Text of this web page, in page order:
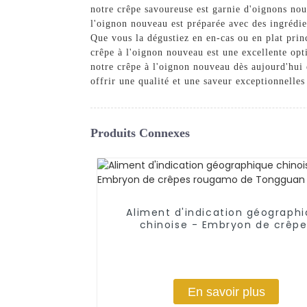
notre crêpe savoureuse est garnie d'oignons
l'oignon nouveau est préparée avec des
Que vous la dégustiez en en-cas ou en plat
crêpe à l'oignon nouveau est une excellente
notre crêpe à l'oignon nouveau dès
offrir une qualité et une saveur exceptionnelles
Produits Connexes
Aliment d'indication
chinoise - Embryon de
En savoir plus